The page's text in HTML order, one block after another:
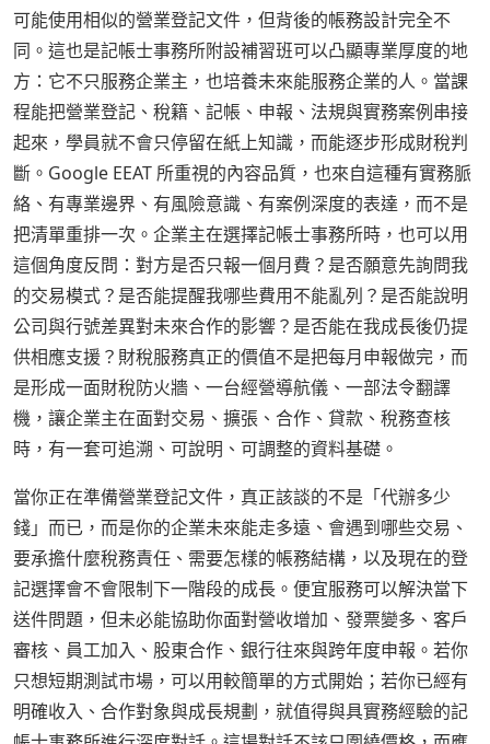
可能使用相似的營業登記文件，但背後的帳務設計完全不
同。這也是記帳士事務所附設補習班可以凸顯專業厚度的地
方：它不只服務企業主，也培養未來能服務企業的人。當課
程能把營業登記、稅籍、記帳、申報、法規與實務案例串接
起來，學員就不會只停留在紙上知識，而能逐步形成財稅判
斷。Google EEAT 所重視的內容品質，也來自這種有實務脈
絡、有專業邊界、有風險意識、有案例深度的表達，而不是
把清單重排一次。企業主在選擇記帳士事務所時，也可以用
這個角度反問：對方是否只報一個月費？是否願意先詢問我
的交易模式？是否能提醒我哪些費用不能亂列？是否能說明
公司與行號差異對未來合作的影響？是否能在我成長後仍提
供相應支援？財稅服務真正的價值不是把每月申報做完，而
是形成一面財稅防火牆、一台經營導航儀、一部法令翻譯
機，讓企業主在面對交易、擴張、合作、貸款、稅務查核
時，有一套可追溯、可說明、可調整的資料基礎。
當你正在準備營業登記文件，真正該談的不是「代辦多少
錢」而已，而是你的企業未來能走多遠、會遇到哪些交易、
要承擔什麼稅務責任、需要怎樣的帳務結構，以及現在的登
記選擇會不會限制下一階段的成長。便宜服務可以解決當下
送件問題，但未必能協助你面對營收增加、發票變多、客戶
審核、員工加入、股東合作、銀行往來與跨年度申報。若你
只想短期測試市場，可以用較簡單的方式開始；若你已經有
明確收入、合作對象與成長規劃，就值得與具實務經驗的記